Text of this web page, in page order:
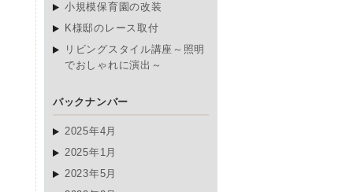
小規模保育園の改装
K様邸のレース取付
リビングスタイル講座～照明
でおしゃれに演出～
バックナンバー
2025年4月
2025年1月
2023年5月